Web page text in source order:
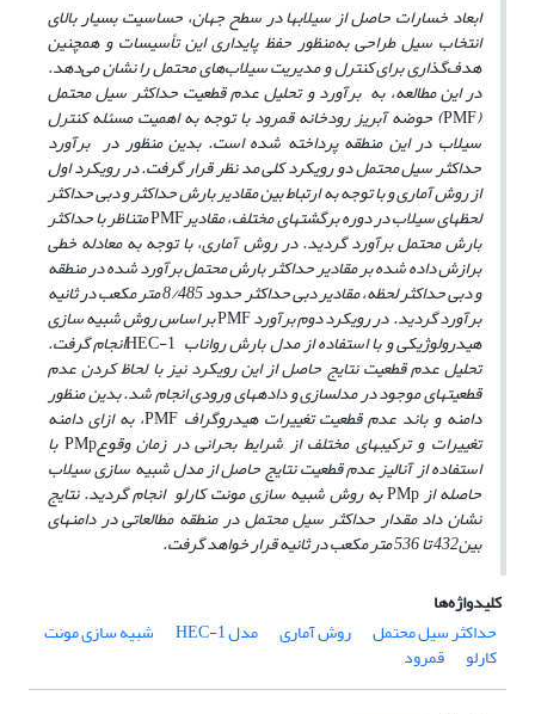
ابعاد خسارات حاصل از سیلاب­ها در سطح جهان، حساسیت بسیار بالای
انتخاب سیل طراحی به‌منظور حفظ پایداری این تأسیسات و همچنین
هدف‌گذاری برای کنترل و مدیریت سیلاب‌های محتمل را نشان می‌دهد.
در این مطالعه، به برآورد و تحلیل عدم قطعیت حداکثر سیل محتمل
(
PMF) حوضه آبریز رودخانه قمرود با توجه به اهمیت مسئله کنترل
سیلاب در این منطقه پرداخته شده است. بدین منظور در برآورد
حداکثر سیل محتمل دو رویکرد کلی مد نظر قرار گرفت. در رویکرد اول
از روش آماری و با توجه به ارتباط بین مقادیر بارش حداکثر و دبی حداکثر
لحظه­ای سیلاب در دوره برگشت­های مختلف، مقادیرPMFمتناظر با حداکثر
بارش محتمل برآورد گردید. در روش آماری، با توجه به معادله خطی
برازش داده شده بر مقادیر حداکثر بارش محتمل برآورد شده در منطقه
و دبی حداکثر لحظه، مقادیر دبی حداکثر حدود 8/485 متر مکعب در ثانیه
برآورد گردید. در رویکرد دوم برآوردPMFبر اساس روش شبیه سازی
هیدرولوژیکی و با استفاده از مدل بارش رواناب انجام گرفت.
تحلیل عدم قطعیت نتایج حاصل از این رویکرد نیز با لحاظ کردن عدم
قطعیت­های موجود در مدلسازی و داده­های ورودی انجام شد. بدین منظور
دامنه و باند عدم قطعیت تغییرات هیدروگرافPMF، به ازای دامنه
تغییرات و ترکیب­های مختلف از شرایط بحرانی در زمان وقوعPMp با
استفاده از آنالیز عدم قطعیت نتایج حاصل از مدل شبیه سازی سیلاب
حاصله ازPMpبه روش شبیه سازی مونت کارلو انجام گردید. نتایج
نشان داد مقدار حداکثر سیل محتمل در منطقه مطالعاتی در دامنه­ای
بین432 تا 536 متر مکعب در ثانیه قرار خواهد گرفت.
کلیدواژه‌ها
حداکثر سیل محتمل
روش آماری مدل HEC-1 شبیه سازی مونت
کارلو قمرود